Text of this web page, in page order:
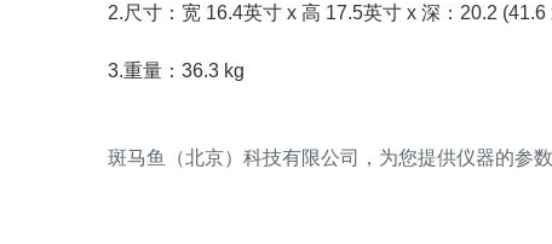
2.尺寸：宽 16.4英寸 x 高 17.5英寸 x 深：20.2 (41.6
3.重量：36.3 kg
斑马鱼（北京）科技有限公司，为您提供仪器的参